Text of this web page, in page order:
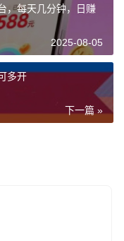
，每天几分钟，日赚
2025-08-05
多开
下一篇 »